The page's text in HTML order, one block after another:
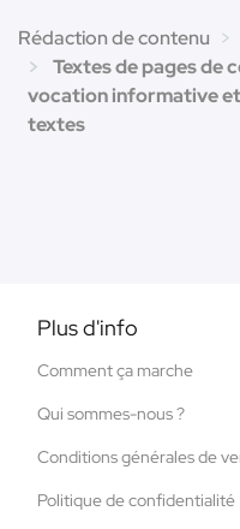
Rédaction de contenu
Textes de pages de
vocation informative
textes
Plus d'info
Comment ça marche
Qui sommes-nous ?
Conditions générales de
Politique de confidentialité